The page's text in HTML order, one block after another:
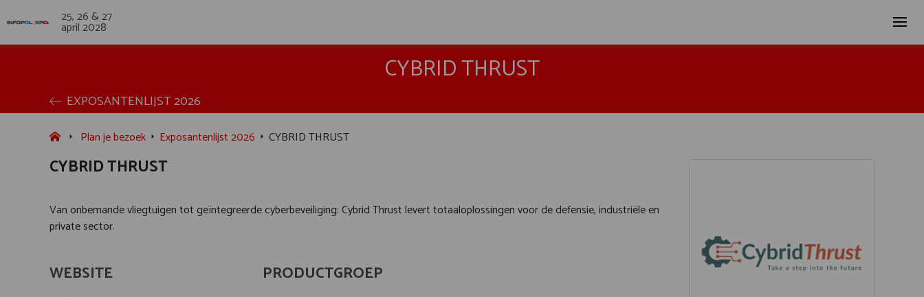
25, 26 & 27
april 2028
CYBRID THRUST
EXPOSANTENLIJST 2026
Plan je bezoek Exposantenlijst 2026 CYBRID THRUST
CYBRID THRUST
Van onbemande vliegtuigen tot geïntegreerde cyberbeveiliging: Cybrid Thrust levert totaaloplossingen voor de defensie, industriële en
private sector.
WEBSITE PRODUCTGROEP